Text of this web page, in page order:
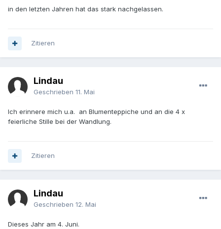
in den letzten Jahren hat das stark nachgelassen.
Zitieren
Lindau
Geschrieben 11. Mai
Ich erinnere mich u.a. an Blumenteppiche und an die 4 x
feierliche Stille bei der Wandlung.
Zitieren
Lindau
Geschrieben 12. Mai
Dieses Jahr am 4. Juni.